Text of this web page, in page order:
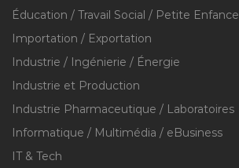
Éducation / Travail Social / Petite Enfance
Importation / Exportation
Industrie / Ingénierie / Énergie
Industrie et Production
Industrie Pharmaceutique / Laboratoires
Informatique / Multimédia / eBusiness
IT & Tech